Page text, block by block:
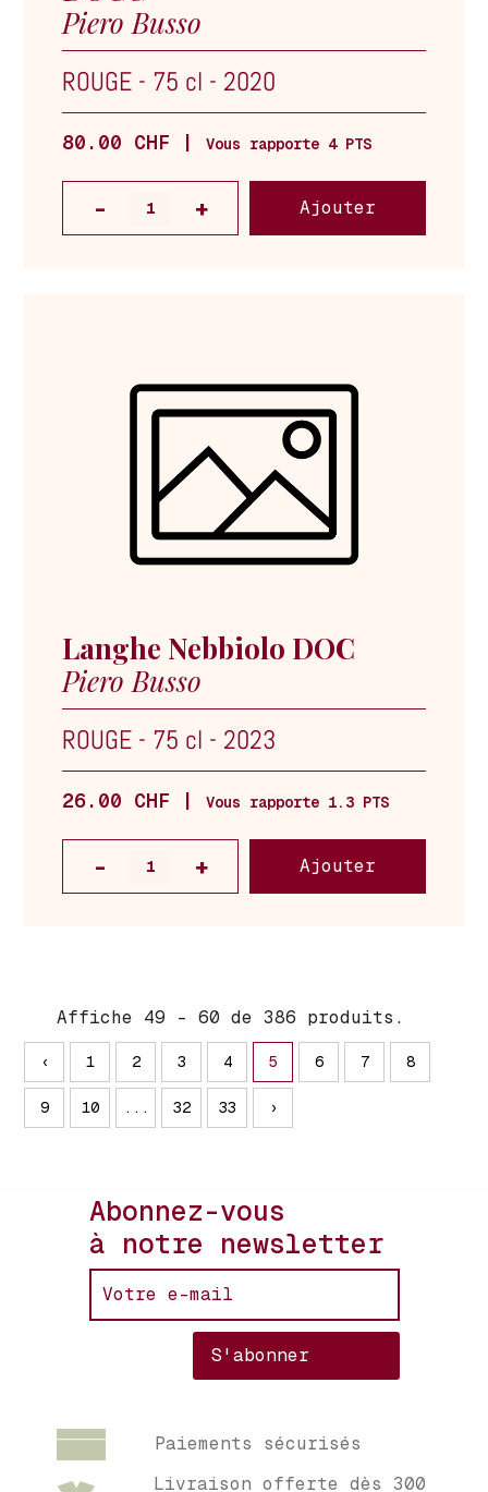
Piero Busso
ROUGE - 75 cl - 2020
80.00 CHF | Vous rapporte 4 PTS
Ajouter
Langhe Nebbiolo DOC
Piero Busso
ROUGE - 75 cl - 2023
26.00 CHF | Vous rapporte 1.3 PTS
Ajouter
Affiche 49 - 60 de 386 produits.
‹ 1 2 3 4 5 6 7 8
9 10 ... 32 33 ›
Abonnez-vous
à notre newsletter
Paiements sécurisés
Livraison offerte dès 300